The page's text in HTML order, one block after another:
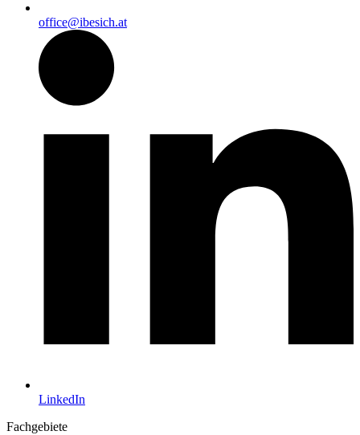
office@ibesich.at
LinkedIn
Fachgebiete